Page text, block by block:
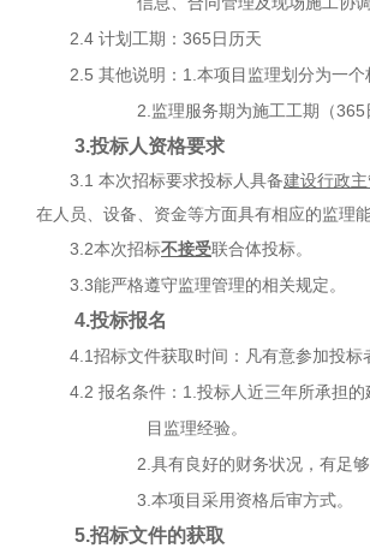
2.4 计划工期：365日历天
2.5 其他说明 ： 1.本项目监理划分为一个
2.监理服务期为施工工期（365日
3.投标人资格要求
3.1 本次招标要求投标人具备建设行政
在人员、设备、资金等方面具有相应的监理
3.2本次招标不接受联合体投标。
3.3能严格遵守监理管理的相关规定。
4.投标报名
4.1招标文件获取时间：凡有意参加投标
4.2 报名条件：1.投标人近三年所承担
目监理经验。
2.具有良好的财务状况，有足够的
3.本项目采用资格后审方式。
5.招标文件的获取